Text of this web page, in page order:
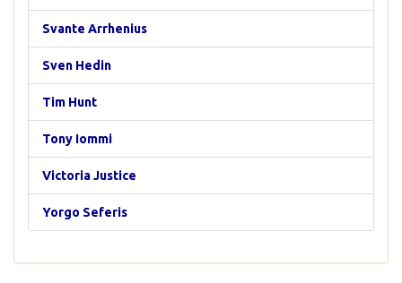
Svante Arrhenius
Sven Hedin
Tim Hunt
Tony Iommi
Victoria Justice
Yorgo Seferis